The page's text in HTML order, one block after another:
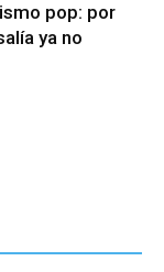
pop: por
ya no